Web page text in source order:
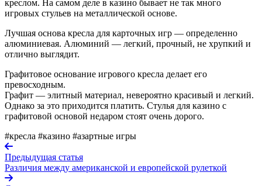
креслом. На самом деле в казино бывает не так много
игровых стульев на металлической основе.
Лучшая основа кресла для карточных игр — определенно
алюминиевая. Алюминий — легкий, прочный, не хрупкий и
отлично выглядит.
Графитовое основание игрового кресла делает его
превосходным.
Графит — элитный материал, невероятно красивый и легкий.
Однако за это приходится платить. Стулья для казино с
графитовой основой недаром стоят очень дорого.
#кресла #казино #азартные игры
Предыдущая статья
Различия между американской и европейской рулеткой